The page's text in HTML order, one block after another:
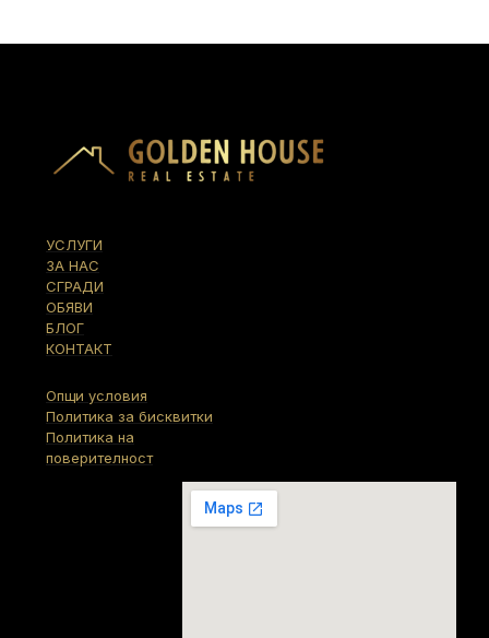
УСЛУГИ
ЗА НАС
СГРАДИ
ОБЯВИ
БЛОГ
КОНТАКТ
Опщи условия
Политика за бисквитки
Политика на
поверителност